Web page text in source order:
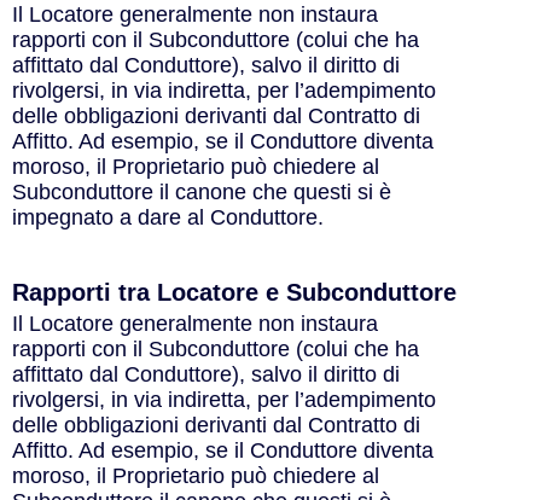
Il Locatore generalmente non instaura
rapporti con il Subconduttore (colui che ha
affittato dal Conduttore), salvo il diritto di
rivolgersi, in via indiretta, per l’adempimento
delle obbligazioni derivanti dal Contratto di
Affitto. Ad esempio, se il Conduttore diventa
moroso, il Proprietario può chiedere al
Subconduttore il canone che questi si è
impegnato a dare al Conduttore.
Rapporti tra Locatore e Subconduttore
Il Locatore generalmente non instaura
rapporti con il Subconduttore (colui che ha
affittato dal Conduttore), salvo il diritto di
rivolgersi, in via indiretta, per l’adempimento
delle obbligazioni derivanti dal Contratto di
Affitto. Ad esempio, se il Conduttore diventa
moroso, il Proprietario può chiedere al